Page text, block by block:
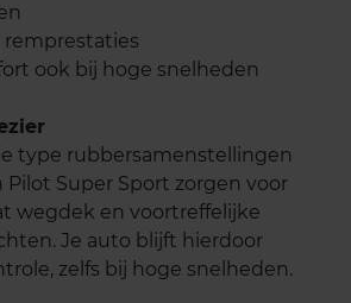
ook bij hoge snelheden
type rubbersamenstellingen
Pilot Super Sport zorgen voor
wegdek en voortreffelijke
Je auto blijft hierdoor
zelfs bij hoge snelheden.